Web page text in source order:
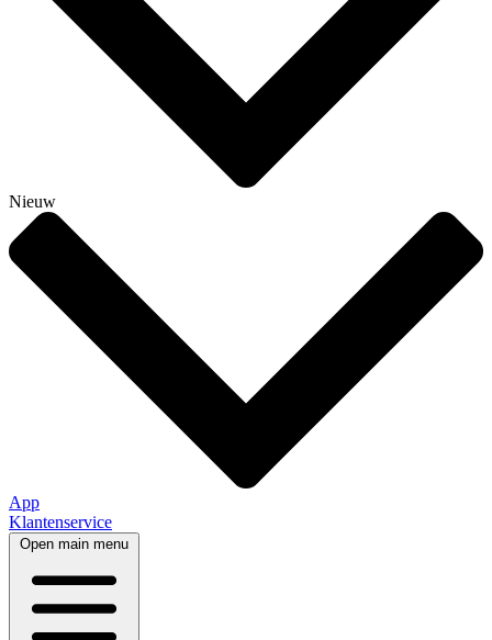
Nieuw
App
Klantenservice
Open main menu